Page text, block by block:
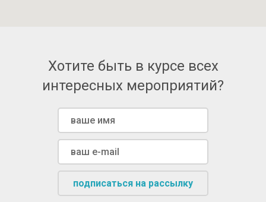
Хотите быть в курсе всех
интересных мероприятий?
подписаться на рассылку